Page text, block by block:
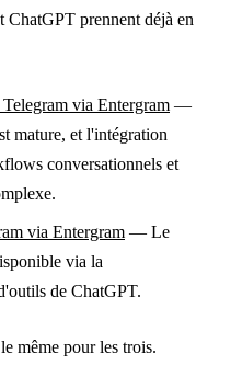
ChatGPT prennent déjà en
via Entergram —
mature, et l'intégration
conversationnels et
via Entergram — Le
via la
de ChatGPT.
même pour les trois.